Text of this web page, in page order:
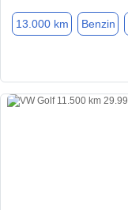
13.000 km Benzin